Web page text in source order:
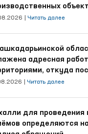
осуждённые
Читать далее
адресная
откуда
количество
Читать далее
для
определяются